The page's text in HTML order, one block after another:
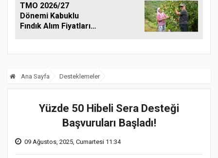
TMO 2026/27
Dönemi Kabuklu
Fındık Alım Fiyatlarını
Ana Sayfa Desteklemeler
Yüzde 50 Hibeli Sera Desteği
Başvuruları Başladı!
09 Ağustos, 2025, Cumartesi 11:34